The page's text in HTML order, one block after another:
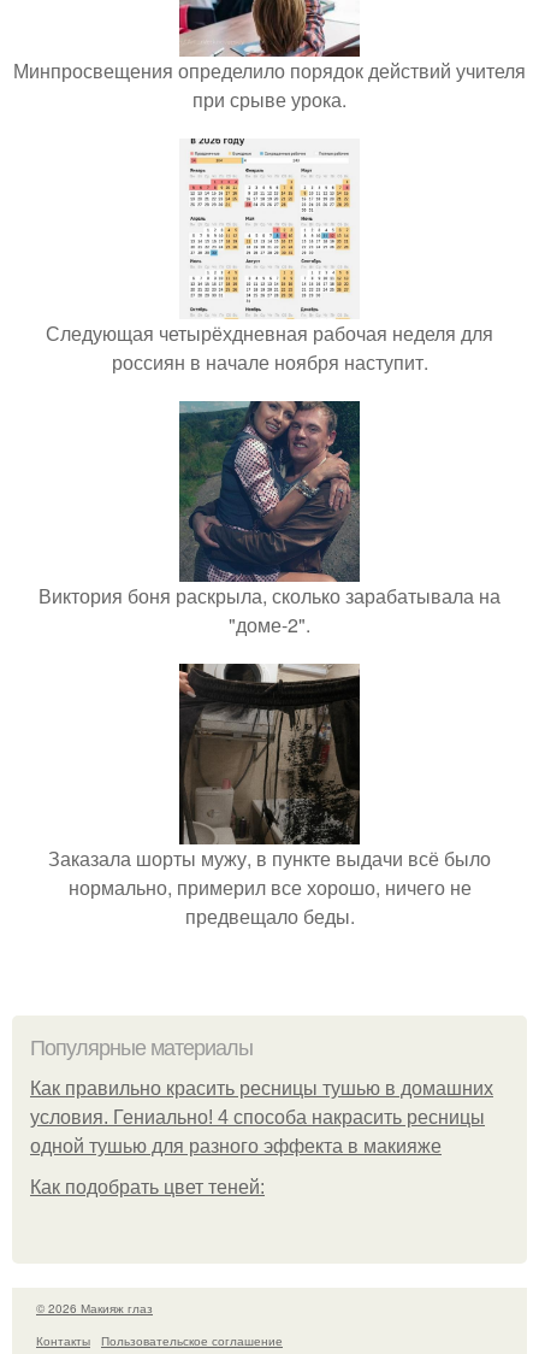
Минпросвещения определило порядок действий учителя
при срыве урока.
Следующая четырёхдневная рабочая неделя для
россиян в начале ноября наступит.
Виктория боня раскрыла, сколько зарабатывала на
"доме-2".
Заказала шорты мужу, в пункте выдачи всё было
нормально, примерил все хорошо, ничего не
предвещало беды.
Популярные материалы
Как правильно красить ресницы тушью в домашних
условия. Гениально! 4 способа накрасить ресницы
одной тушью для разного эффекта в макияже
Как подобрать цвет теней:
© 2026 Макияж глаз
Контакты
Пользовательское соглашение